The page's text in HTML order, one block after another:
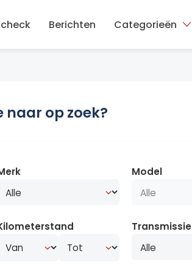
Berichten Categorieën
naar op zoek?
Model
Transmissie